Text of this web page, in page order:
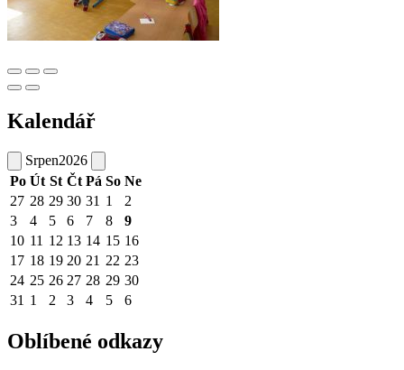
Kalendář
Srpen2026
Po Út St Čt Pá So Ne
27 28 29 30 31 1
2
3
4 5 6 7 8
9
10 11 12 13 14 15 16
17 18 19 20 21 22 23
24 25 26 27 28 29 30
31 1 2 3 4 5 6
Oblíbené odkazy